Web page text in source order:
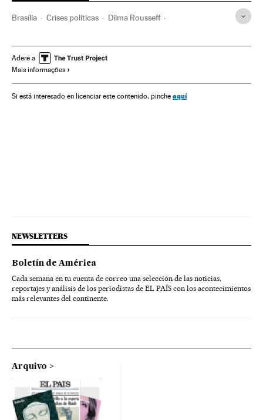
Brasília Crises políticas Dilma Rousseff
Presidente Brasil Estado São Paulo
Presidência Brasil
América Latina Governo Brasil Conflitos políticos
Adere a
Mais informações
Si está interesado en licenciar este contenido, pinche aquí
NEWSLETTERS
Boletín de América
Cada semana en tu cuenta de correo una selección de las noticias,
reportajes y análisis de los periodistas de EL PAÍS con los acontecimientos
más relevantes del continente.
Arquivo